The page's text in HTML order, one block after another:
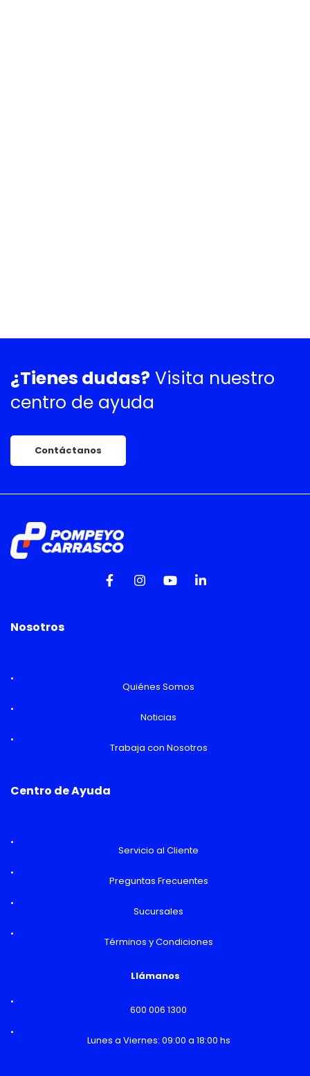
¿Tienes dudas? Visita nuestro
centro de ayuda
Contáctanos
Nosotros
Quiénes Somos
Noticias
Trabaja con Nosotros
Centro de Ayuda
Servicio al Cliente
Preguntas Frecuentes
Sucursales
Términos y Condiciones
Llámanos
600 006 1300
Lunes a Viernes: 09:00 a 18:00 hs